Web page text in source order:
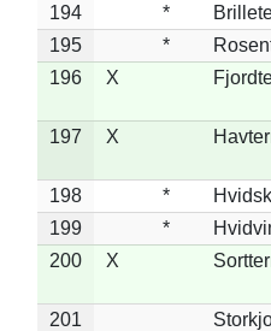
194 *
195
*
196
X
197 X
198 *
199
*
200
X
201